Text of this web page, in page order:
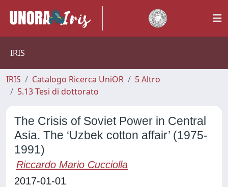
IRIS
IRIS Catalogo Ricerca UniOR
5 Altro
5.13 Tesi di dottorato
The Crisis of Soviet Power in Central
Asia. The ‘Uzbek cotton affair’ (1975-
1991)
Riccardo Mario Cucciolla
2017-01-01